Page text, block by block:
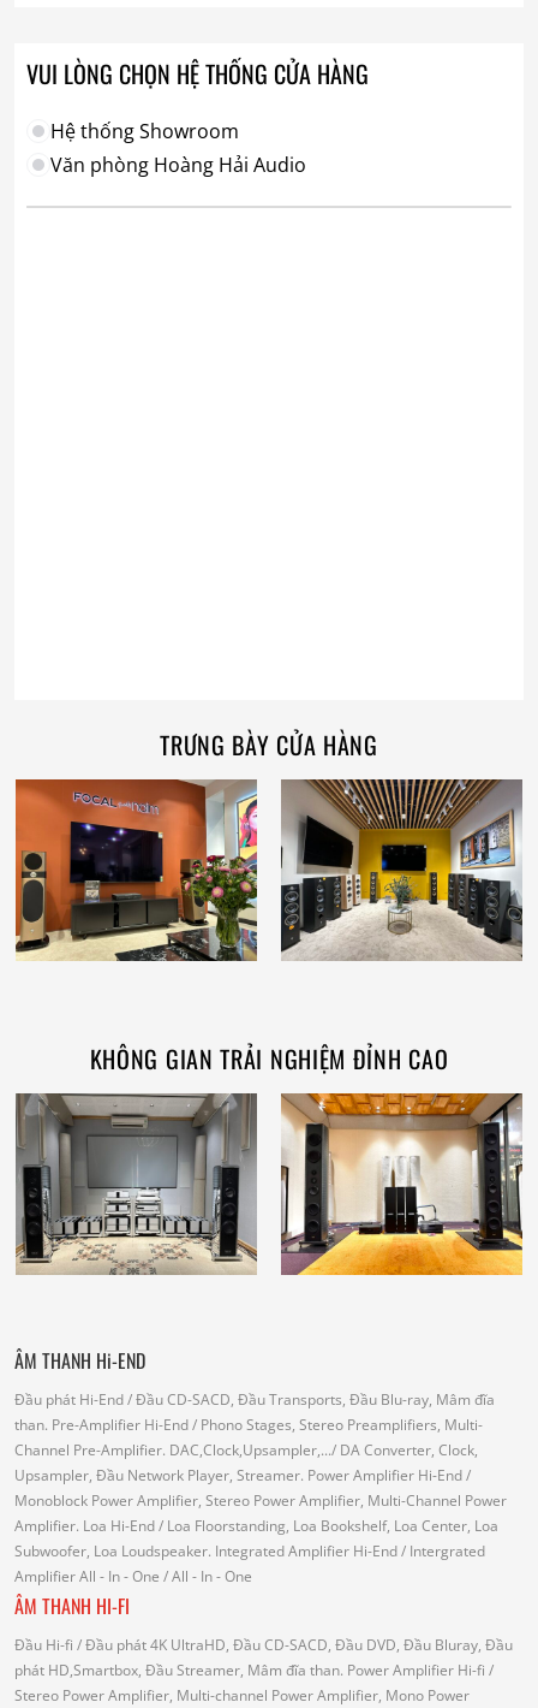
VUI LÒNG CHỌN HỆ THỐNG CỬA HÀNG
Hệ thống Showroom
Văn phòng Hoàng Hải Audio
TRƯNG BÀY CỬA HÀNG
KHÔNG GIAN TRẢI NGHIỆM ĐỈNH CAO
ÂM THANH Hi-END
Đầu phát Hi-End/ Đầu CD-SACD, Đầu Transports, Đầu Blu-ray, Mâm đĩa
than. Pre-Amplifier Hi-End/ Phono Stages, Stereo Preamplifiers, Multi-
Channel Pre-Amplifier. DAC,Clock,Upsampler,.../ DA Converter, Clock,
Upsampler, Đầu Network Player, Streamer. Power Amplifier Hi-End/
Monoblock Power Amplifier, Stereo Power Amplifier, Multi-Channel Power
Amplifier. Loa Hi-End/ Loa Floorstanding, Loa Bookshelf, Loa Center, Loa
Subwoofer, Loa Loudspeaker. Integrated Amplifier Hi-End/ Intergrated
AmplifierAll - In - One / All - In - One
ÂM THANH HI-FI
Đầu Hi-fi / Đầu phát 4K UltraHD, Đầu CD-SACD, Đầu DVD, Đầu Bluray, Đầu
phát HD,Smartbox, Đầu Streamer, Mâm đĩa than. Power Amplifier Hi-fi /
Stereo Power Amplifier, Multi-channel Power Amplifier, Mono Power